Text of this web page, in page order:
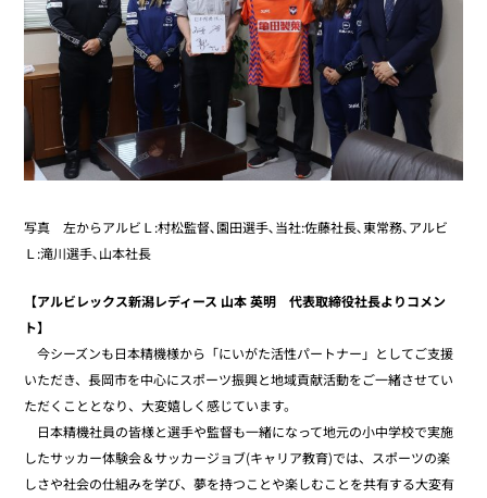
写真 左からアルビＬ:村松監督､園田選手､当社:佐藤社長､東常務､アルビ
Ｌ:滝川選手､山本社長
【アルビレックス新潟レディース 山本 英明 代表取締役社長よりコメン
ト】
今シーズンも日本精機様から「にいがた活性パートナー」としてご支援
いただき、長岡市を中心にスポーツ振興と地域貢献活動をご一緒させてい
ただくこととなり、大変嬉しく感じています。
日本精機社員の皆様と選手や監督も一緒になって地元の小中学校で実施
したサッカー体験会＆サッカージョブ(キャリア教育)では、スポーツの楽
しさや社会の仕組みを学び、夢を持つことや楽しむことを共有する大変有